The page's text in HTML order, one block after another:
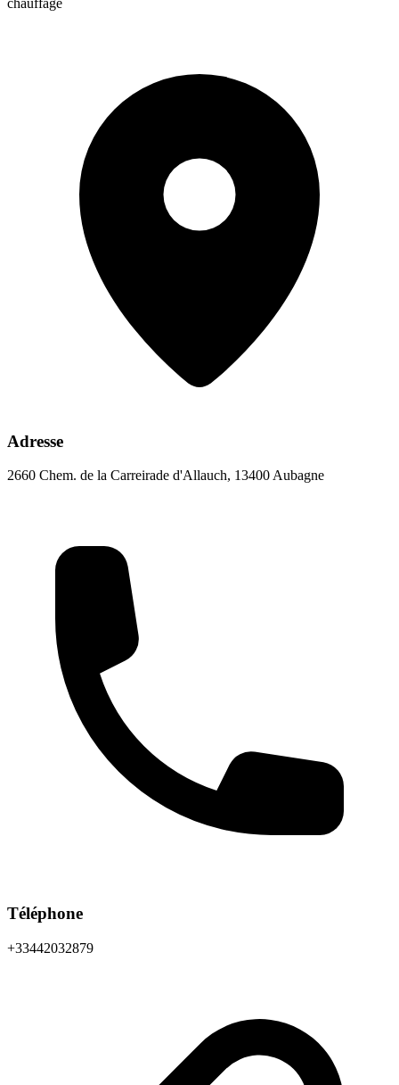
Adresse
2660 Chem. de la Carreirade d'Allauch, 13400 Aubagne
Téléphone
+33442032879